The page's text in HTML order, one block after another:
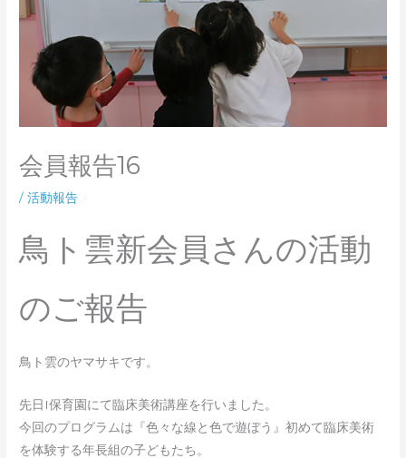
会員報告16
/活動報告
鳥ト雲新会員さんの活動
のご報告
鳥ト雲のヤマサキです。
先日I保育園にて臨床美術講座を行いました。
今回のプログラムは『色々な線と色で遊ぼう』初めて臨床美術
を体験する年長組の子どもたち。